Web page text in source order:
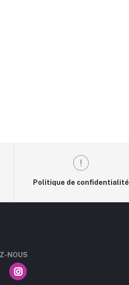
Politique de confidentialité
NOUS